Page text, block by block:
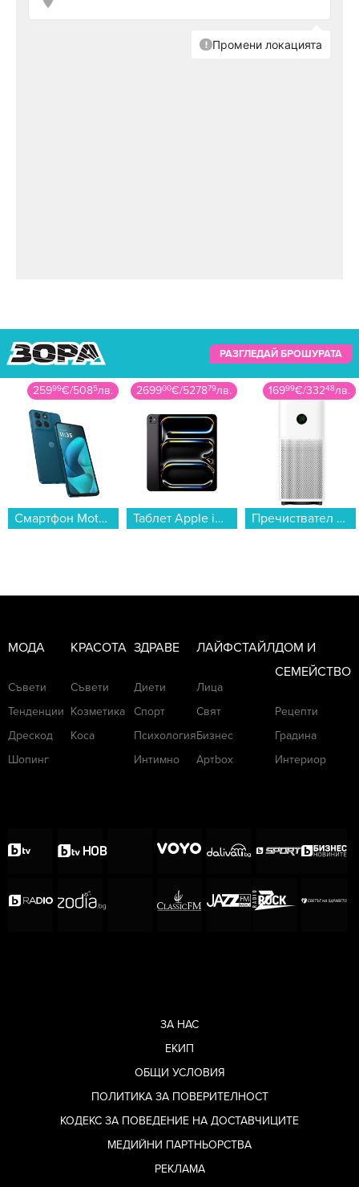
РАЗГЛЕДАЙ БРОШУРАТА
25999€/5085лв.
Смартфон Motorola MOTO G57 POWER 5G 256/12 GREEN , 12 GB, 256 GB...
269900€/527879лв.
Таблет Apple iPad Pro 13" Wi-Fi 2TB nano Space Black mdyv4 , 12 GB, 2000 GB...
16999€/33248лв.
Пречиствател Xiaomi BHR08MZEU Mijia Smart Air Purifier 6 , CADR за частици: 443 м?/ч...
МОДА
Съвети
Тенденции
Дрескод
Шопинг
КРАСОТА
Съвети
Козметика
Коса
ЗДРАВЕ
Диети
Спорт
Психология
Интимно
ЛАЙФСТАЙЛ
Лица
Свят
Бизнес
Артbox
ДОМ И
СЕМЕЙСТВО
Рецепти
Градина
Интериор
ЗА НАС
ЕКИП
ОБЩИ УСЛОВИЯ
ПОЛИТИКА ЗА ПОВЕРИТЕЛНОСТ
КОДЕКС ЗА ПОВЕДЕНИЕ НА ДОСТАВЧИЦИТЕ
МЕДИЙНИ ПАРТНЬОРСТВА
РЕКЛАМА